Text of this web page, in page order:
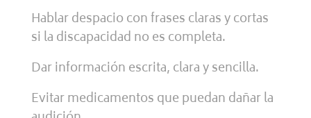
Hablar despacio con frases claras y cortas
si la discapacidad no es completa.
Dar información escrita, clara y sencilla.
Evitar medicamentos que puedan dañar la